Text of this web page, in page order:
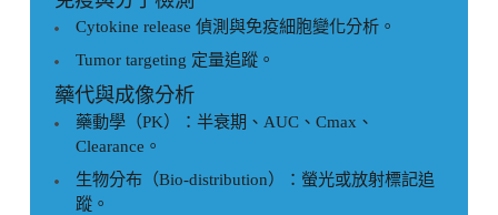
Cytokine release 偵測與免疫細胞變化分析。
Tumor targeting 定量追蹤。
藥代與成像分析
藥動學（PK）：半衰期、AUC、Cmax、
Clearance。
生物分布（Bio-distribution）：螢光或放射標記追
蹤。